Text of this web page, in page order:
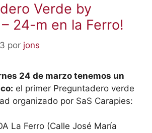
Verde by
24-m en la Ferro!
por jons
24 de marzo tenemos un
el primer Preguntadero verde
organizado por SaS Carapies:
La Ferro (Calle José María